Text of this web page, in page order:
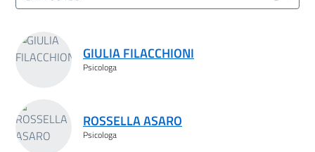
Risultati ricerca
GIULIA FILACCHIONI
Psicologa
ROSSELLA ASARO
Psicologa